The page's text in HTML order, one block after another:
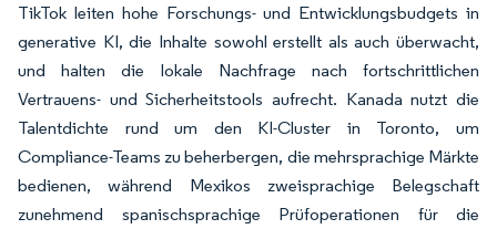
TikTok leiten hohe Forschungs- und Entwicklungsbudgets in
generative KI, die Inhalte sowohl erstellt als auch überwacht,
und halten die lokale Nachfrage nach fortschrittlichen
Vertrauens- und Sicherheitstools aufrecht. Kanada nutzt die
Talentdichte rund um den KI-Cluster in Toronto, um
Compliance-Teams zu beherbergen, die mehrsprachige Märkte
bedienen, während Mexikos zweisprachige Belegschaft
zunehmend spanischsprachige Prüfoperationen für die